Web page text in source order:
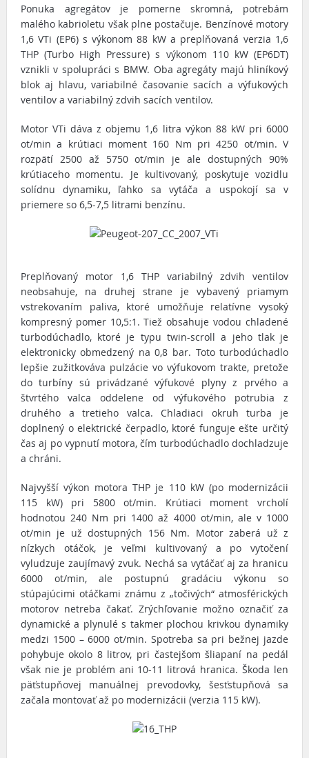
Ponuka agregátov je pomerne skromná, potrebám
malého kabrioletu však plne postačuje. Benzínové motory
1,6 VTi (EP6) s výkonom 88 kW a preplňovaná verzia 1,6
THP (Turbo High Pressure) s výkonom 110 kW (EP6DT)
vznikli v spolupráci s BMW. Oba agregáty majú hliníkový
blok aj hlavu, variabilné časovanie sacích a výfukových
ventilov a variabilný zdvih sacích ventilov.
Motor VTi dáva z objemu 1,6 litra výkon 88 kW pri 6000
ot/min a krútiaci moment 160 Nm pri 4250 ot/min. V
rozpätí 2500 až 5750 ot/min je ale dostupných 90%
krútiaceho momentu. Je kultivovaný, poskytuje vozidlu
solídnu dynamiku, ľahko sa vytáča a uspokojí sa v
priemere so 6,5-7,5 litrami benzínu.
Preplňovaný motor 1,6 THP variabilný zdvih ventilov
neobsahuje, na druhej strane je vybavený priamym
vstrekovaním paliva, ktoré umožňuje relatívne vysoký
kompresný pomer 10,5:1. Tiež obsahuje vodou chladené
turbodúchadlo, ktoré je typu twin-scroll a jeho tlak je
elektronicky obmedzený na 0,8 bar. Toto turbodúchadlo
lepšie zužitkováva pulzácie vo výfukovom trakte, pretože
do turbíny sú privádzané výfukové plyny z prvého a
štvrtého valca oddelene od výfukového potrubia z
druhého a tretieho valca. Chladiaci okruh turba je
doplnený o elektrické čerpadlo, ktoré funguje ešte určitý
čas aj po vypnutí motora, čím turbodúchadlo dochladzuje
a chráni.
Najvyšší výkon motora THP je 110 kW (po modernizácii
115 kW) pri 5800 ot/min. Krútiaci moment vrcholí
hodnotou 240 Nm pri 1400 až 4000 ot/min, ale v 1000
ot/min je už dostupných 156 Nm. Motor zaberá už z
nízkych otáčok, je veľmi kultivovaný a po vytočení
vyludzuje zaujímavý zvuk. Nechá sa vytáčať aj za hranicu
6000 ot/min, ale postupnú gradáciu výkonu so
stúpajúcimi otáčkami známu z „točivých“ atmosférických
motorov netreba čakať. Zrýchľovanie možno označiť za
dynamické a plynulé s takmer plochou krivkou dynamiky
medzi 1500 – 6000 ot/min. Spotreba sa pri bežnej jazde
pohybuje okolo 8 litrov, pri častejšom šliapaní na pedál
však nie je problém ani 10-11 litrová hranica. Škoda len
päťstupňovej manuálnej prevodovky, šesťstupňová sa
začala montovať až po modernizácii (verzia 115 kW).